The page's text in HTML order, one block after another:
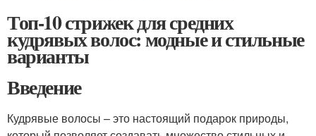
Топ-10 стрижек для средних
кудрявых волос: модные и стильные
варианты
Введение
Кудрявые волосы – это настоящий подарок природы,